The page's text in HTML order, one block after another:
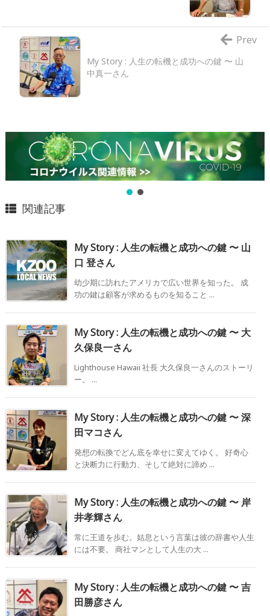
My Story : 人生の転機と成功への鍵 〜 山
中真一さん
Prev
関連記事
My Story : 人生の転機と成功への鍵 〜 山
口 登さん
幼少期に訪れたアメリカで広い世界を知った。 成
功の鍵は顧客が求めるものを知ること ...
My Story : 人生の転機と成功への鍵 〜 大
久保良一さん
Lighthouse Hawaii 社長 大久保良一さんのストーリ
ー。 ...
My Story : 人生の転機と成功への鍵 〜 深
田マコさん
発想の転換でどん底を幸せに変えてゆく。 好奇心
と決断力に行動力、そして絶対に諦め ...
My Story : 人生の転機と成功への鍵 〜 岸
井孝輝さん
常に王道を歩む。姑息という言葉は彼の辞書や人生
には不要。 商社マンとして人生の大 ...
My Story : 人生の転機と成功への鍵 〜 吉
田勝彦さん